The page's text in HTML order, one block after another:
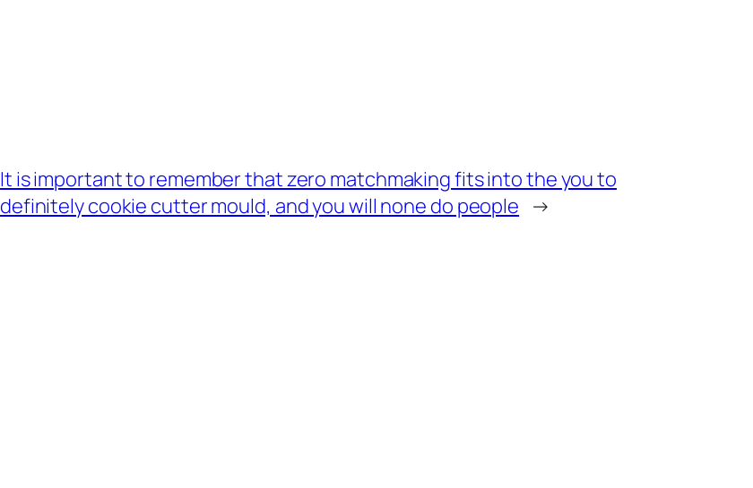
It is important to remember that zero matchmaking fits into the you to
definitely cookie cutter mould, and you will none do people →